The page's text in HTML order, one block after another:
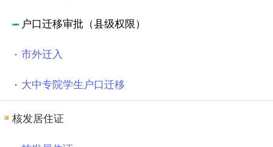
其他
户口迁移审批（县级权限）
市外迁入
大中专院学生户口迁移
核发居住证